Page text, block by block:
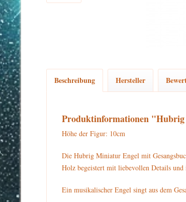
Beschreibung Hersteller
Produktinformationen "Hubrig
Höhe der Figur: 10cm
Die Hubrig Miniatur Engel mit
Holz begeistert mit liebevollen Details
Ein musikalischer Engel singt aus dem